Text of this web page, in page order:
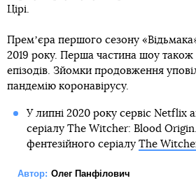
Цірі.
Премʼєра першого сезону
2019 року. Перша частина шоу також
епізодів. Зйомки продовження
пандемію коронавірусу.
У липні 2020 року сервіс Netflix
серіалу The Witcher: Blood
фентезійного серіалу The
Автор: Олег Панфілович